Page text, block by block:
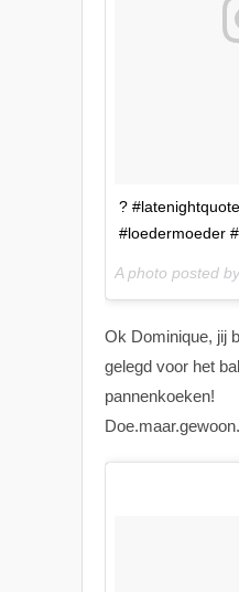
?
#loedermoeder
Ok Dominique, jij
gelegd voor het
pannenkoeken!